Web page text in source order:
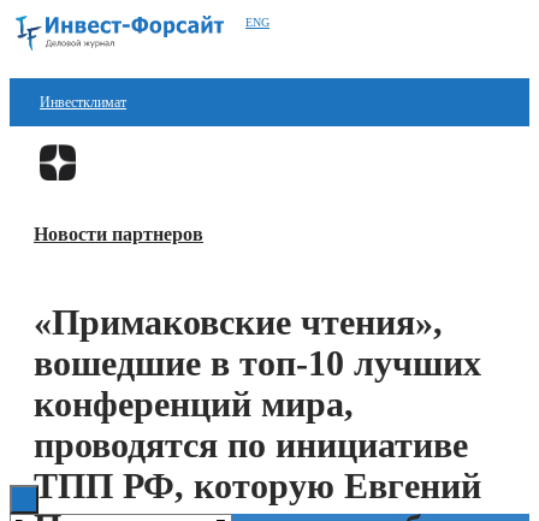
ENG
Инвестклимат
Финансы
Блокчейн
Технологии
Книги
Новости партнеров
«Примаковские чтения»,
вошедшие в топ-10 лучших
конференций мира,
проводятся по инициативе
ТПП РФ, которую Евгений